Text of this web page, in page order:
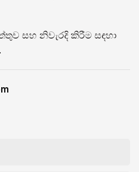
සහ නිවැරදි කිරීම සඳහා